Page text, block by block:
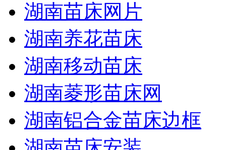
湖南苗床网片
湖南养花苗床
湖南移动苗床
湖南菱形苗床网
湖南铝合金苗床边框